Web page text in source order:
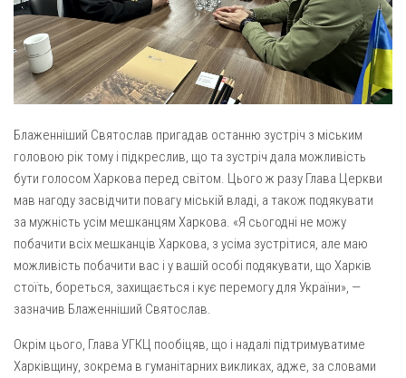
Монастир Успення Пресвятої Богородиці Сестер Чину
Святого Василія Великого
Комісії
Катехитична комісія
Комісія у справах родини
Комісія з питань душпастирства охорони здоров’я
Спільноти
Квіти Слобожанщини
Харківщина
Полтавщина
Сумщина
Оголошення
Блаженніший Святослав пригадав останню зустріч з міським
головою рік тому і підкреслив, що та зустріч дала можливість
бути голосом Харкова перед світом. Цього ж разу Глава Церкви
мав нагоду засвідчити повагу міській владі, а також подякувати
за мужність усім мешканцям Харкова. «Я сьогодні не можу
побачити всіх мешканців Харкова, з усіма зустрітися, але маю
можливість побачити вас і у вашій особі подякувати, що Харків
стоїть, бореться, захищається і кує перемогу для України», —
зазначив Блаженніший Святослав.
Окрім цього, Глава УГКЦ пообіцяв, що і надалі підтримуватиме
Харківщину, зокрема в гуманітарних викликах, адже, за словами